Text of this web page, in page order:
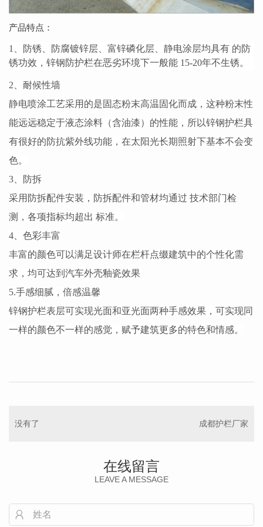
产品特点：
1、防锈、防腐镀锌层、富锌磷化层、静电涂层均具有 的防
锈功效，锌钢防护栏在恶劣环境下一般能 15-20年不生锈。
2、耐候性墙
静电喷涂工艺采用的是固态粉末高温固化而成，这种粉末性
能远远稳定于液态涂料（含油漆）的性能，所以锌钢护栏具
有很好的防抗紫外线功能，在太阳光长期照射下基本不会变
色。
3、防拆
采用防拆配件安装，防拆配件和管材均通过 技术部门检
测，各项指标均超出 标准。
4、色彩丰富
丰富的颜色可以满足设计师在栏杆点缀建筑中的个性化需
求，均可达到汽车外壳釉瓷效果
5.手感细腻，倍感温馨
锌钢护栏表层可实现光面和亚光面两种手感效果，可实现同
一样的颜色不一样的感觉，赋予建筑更多的特色和情感。
没有了 成都护栏厂家
在线留言
LEAVE A MESSAGE